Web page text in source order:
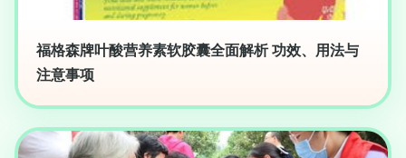
福格森牌叶酸营养素软胶囊全面解析 功效、用法与
注意事项